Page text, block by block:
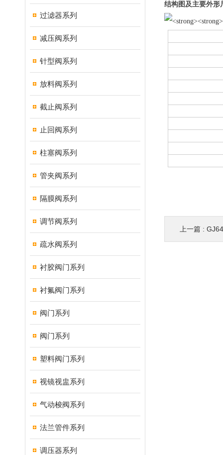
过滤器系列
减压阀系列
针型阀系列
放料阀系列
截止阀系列
止回阀系列
柱塞阀系列
管夹阀系列
隔膜阀系列
调节阀系列
疏水阀系列
衬胶阀门系列
衬氟阀门系列
阀门系列
阀门系列
塑料阀门系列
视镜视盅系列
气动梭阀系列
法兰管件系列
调压器系列
结构图及主要外形
上一篇 :